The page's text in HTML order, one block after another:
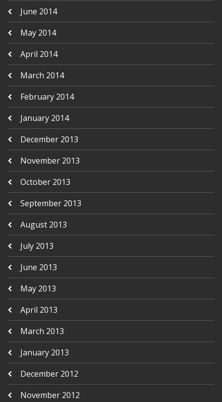
June 2014
May 2014
April 2014
March 2014
February 2014
January 2014
December 2013
November 2013
October 2013
September 2013
August 2013
July 2013
June 2013
May 2013
April 2013
March 2013
January 2013
December 2012
November 2012